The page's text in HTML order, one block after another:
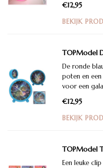
€12,95
BEKIJK
TOPModel
De ronde
poten en
voor een
€12,95
BEKIJK
TOPModel
Een leuke